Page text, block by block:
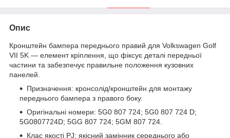
Опис
Кронштейн бампера переднього правий для Volkswagen Golf
VII 5K — елемент кріплення, що фіксує деталі передньої
частини та забезпечує правильне положення кузовних
панелей.
Призначення: кронсолід/кронштейн для монтажу
переднього бампера з правого боку.
Оригінальні номери: 5G0 807 724; 5G0 807 724 D;
5G0807724D; 5GG 807 724; 5GM 807 724.
Клас якості PJ: якісний замінник середнього або